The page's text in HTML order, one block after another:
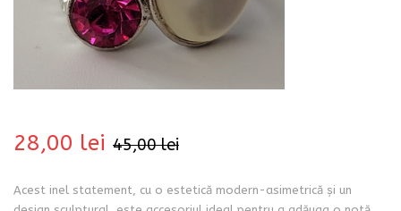
45,00lei
28,00 lei
Acest inel statement, cu o estetică modern-asimetrică și un